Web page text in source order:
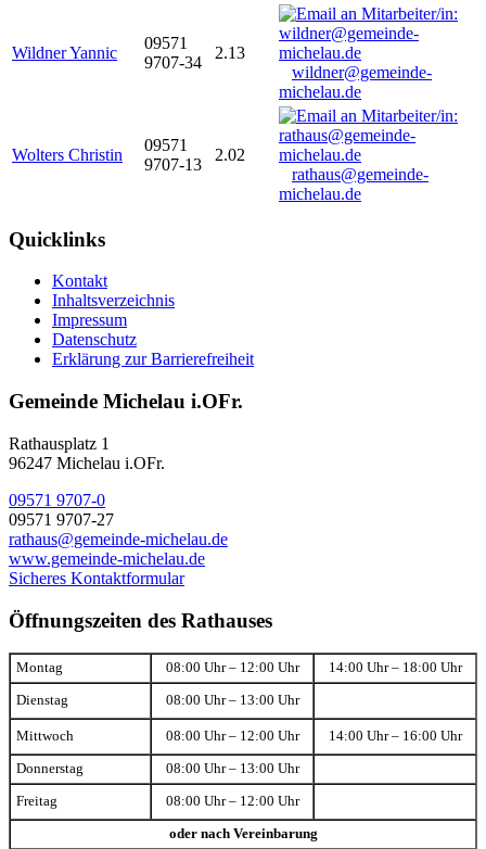
Wildner Yannic
09571
9707-34
2.13
wildner@gemeinde-
michelau.de
Wolters Christin
09571
9707-13
2.02
rathaus@gemeinde-
michelau.de
Quicklinks
Kontakt
Inhaltsverzeichnis
Impressum
Datenschutz
Erklärung zur Barrierefreiheit
Gemeinde Michelau i.OFr.
Rathausplatz 1
96247 Michelau i.OFr.
09571 9707-0
09571 9707-27
rathaus@gemeinde-michelau.de
www.gemeinde-michelau.de
Sicheres Kontaktformular
Öffnungszeiten des Rathauses
Montag 08:00 Uhr – 12:00 Uhr 14:00 Uhr – 18:00 Uhr
Dienstag 08:00 Uhr – 13:00 Uhr
Mittwoch 08:00 Uhr – 12:00 Uhr 14:00 Uhr – 16:00 Uhr
Donnerstag 08:00 Uhr – 13:00 Uhr
Freitag 08:00 Uhr – 12:00 Uhr
oder nach Vereinbarung